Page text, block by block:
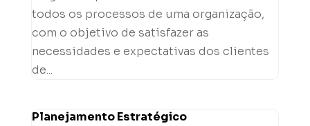
todos os processos de uma organização,
com o objetivo de satisfazer as
necessidades e expectativas dos clientes
de...
Planejamento Estratégico